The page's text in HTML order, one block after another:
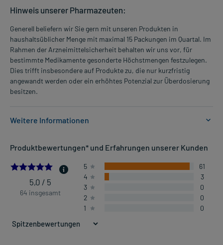
Hinweis unserer Pharmazeuten:
Generell beliefern wir Sie gern mit unseren Produkten in
haushaltsüblicher Menge mit maximal 15 Packungen im Quartal. Im
Rahmen der Arzneimittelsicherheit behalten wir uns vor, für
bestimmte Medikamente gesonderte Höchstmengen festzulegen.
Dies trifft insbesondere auf Produkte zu, die nur kurzfristig
angewandt werden oder ein erhöhtes Potenzial zur Überdosierung
besitzen.
Weitere Informationen
- Juckende Hauterkrankungen, wie:
- Allergische Hauterkrankung
- Juckende Hauterkrankungen, wie:
- Ekzem
- Allergische Hauterkrankung
- Ekzem
Produktbewertungen* und Erfahrungen unserer Kunden
4.953125
5,0 / 5
64 insgesamt
5
61
4
3
3
0
2
0
1
0